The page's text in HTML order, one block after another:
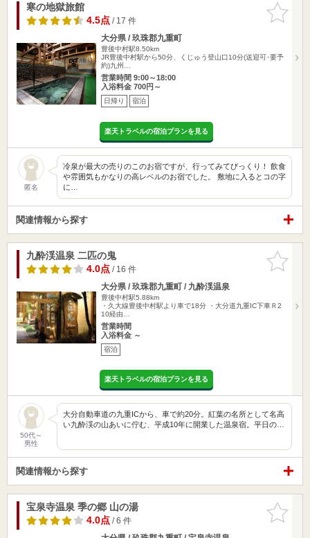
お気に入
りに追加
寒の地獄旅館
4.5点/ 17 件
大分県 / 玖珠郡九重町
豊後中村駅8.50km
JR豊後中村駅から50分、くじゅう登山口10分(送迎可･要予
約)九州…
営業時間 9:00～18:00
入浴料金 700円～
日帰り 宿泊
楽天トラベルの宿泊プランを見る
匿名
冷泉が最大の売りのこのお宿ですが、行ってみてびっくり！ 飲食
や雰囲気もかなりの高レベルのお宿でした。 敷地に入るとコの字
に…
関連情報から探す
お気に入
りに追加
九酔渓温泉 二匹の鬼
4.0点/ 16 件
大分県 / 玖珠郡九重町 / 九酔渓温泉
豊後中村駅5.88km
・久大線豊後中村駅より車で18分 ・大分道九重IC下車Ｒ2
10経由…
営業時間
入浴料金 ～
宿泊
楽天トラベルの宿泊プランを見る
50代～
男性
大分自動車道の九重ICから、車で約20分。紅葉の名所として名高
い九酔渓の山あいに佇む、平成10年に開業した温泉宿。平日の…
関連情報から探す
お気に入
りに追加
宝泉寺温泉 季の郷 山の湯
4.0点/ 6 件